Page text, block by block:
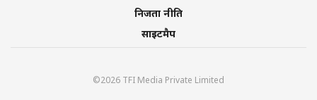
निजता नीति
साइटमैप
©2026 TFI Media Private Limited